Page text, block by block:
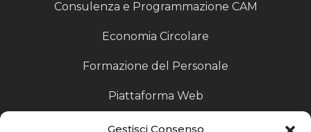
Gestisci Consenso
Consulenza e Programmazione CAM
Economia Circolare
Formazione del Personale
Piattaforma Web
Scouting fornitori